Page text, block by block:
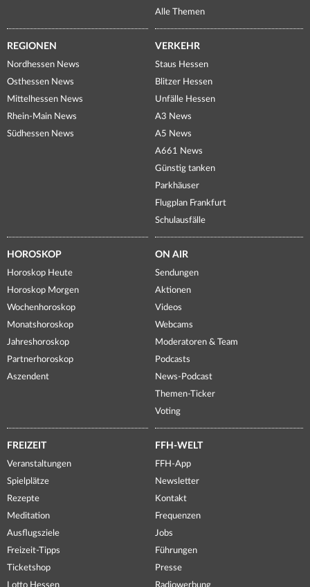
Alle Themen
REGIONEN
Nordhessen News
Osthessen News
Mittelhessen News
Rhein-Main News
Südhessen News
VERKEHR
Staus Hessen
Blitzer Hessen
Unfälle Hessen
A3 News
A5 News
A661 News
Günstig tanken
Parkhäuser
Flugplan Frankfurt
Schulausfälle
HOROSKOP
Horoskop Heute
Horoskop Morgen
Wochenhoroskop
Monatshoroskop
Jahreshoroskop
Partnerhoroskop
Aszendent
ON AIR
Sendungen
Aktionen
Videos
Webcams
Moderatoren & Team
Podcasts
News-Podcast
Themen-Ticker
Voting
FREIZEIT
Veranstaltungen
Spielplätze
Rezepte
Meditation
Ausflugsziele
Freizeit-Tipps
Ticketshop
Lotto Hessen
FFH-WELT
FFH-App
Newsletter
Kontakt
Frequenzen
Jobs
Führungen
Presse
Radiowerbung